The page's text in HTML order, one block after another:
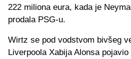
222 miliona eura, kada je
prodala PSG-u.
Wirtz se pod vodstvom bivšeg
Liverpoola Xabija Alonsa